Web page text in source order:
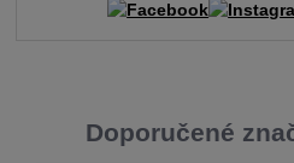
Doporučené